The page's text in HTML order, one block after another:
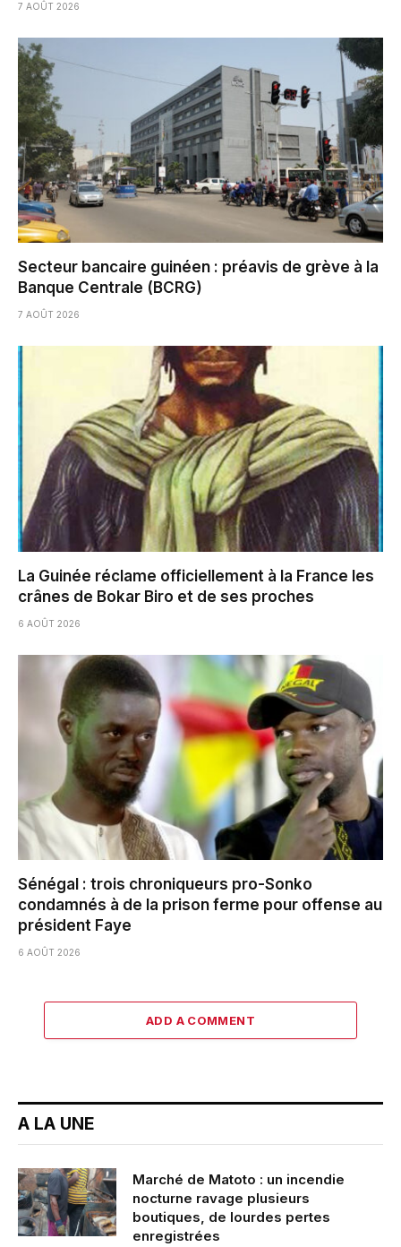
7 AOÛT 2026
Secteur bancaire guinéen : préavis de grève à la
Banque Centrale (BCRG)
7 AOÛT 2026
La Guinée réclame officiellement à la France les
crânes de Bokar Biro et de ses proches
6 AOÛT 2026
Sénégal : trois chroniqueurs pro-Sonko
condamnés à de la prison ferme pour offense au
président Faye
6 AOÛT 2026
ADD A COMMENT
A LA UNE
Marché de Matoto : un incendie
nocturne ravage plusieurs
boutiques, de lourdes pertes
enregistrées